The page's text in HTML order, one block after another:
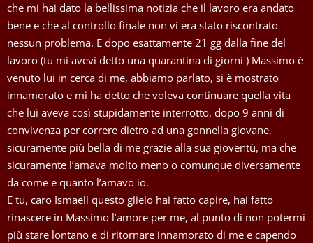
che mi hai dato la bellissima notizia che il lavoro era andato
bene e che al controllo finale non vi era stato riscontrato
nessun problema. E dopo esattamente 21 gg dalla fine del
lavoro (tu mi avevi detto una quarantina di giorni ) Massimo è
venuto lui in cerca di me, abbiamo parlato, si è mostrato
innamorato e mi ha detto che voleva continuare quella vita
che lui aveva così stupidamente interrotto, dopo 9 anni di
convivenza per correre dietro ad una gonnella giovane,
sicuramente più bella di me grazie alla sua gioventù, ma che
sicuramente l’amava molto meno o comunque diversamente
da come e quanto l’amavo io.
E tu, caro Ismaell questo glielo hai fatto capire, hai fatto
rinascere in Massimo l’amore per me, al punto di non potermi
più stare lontano e di ritornare innamorato di me e capendo